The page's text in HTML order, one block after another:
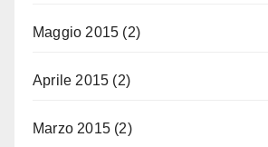
Maggio 2015 (2)
Aprile 2015 (2)
Marzo 2015 (2)